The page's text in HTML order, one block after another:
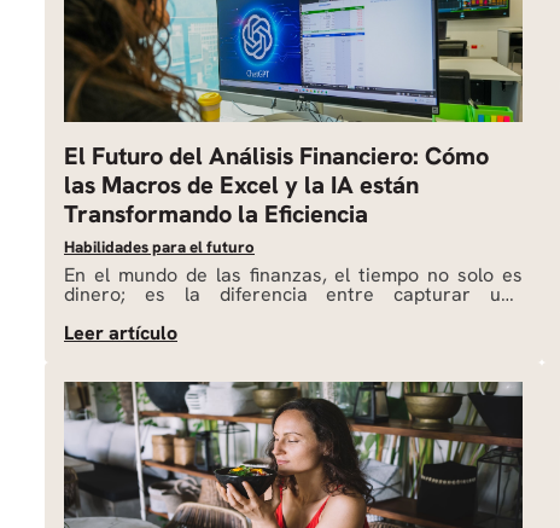
El Futuro del Análisis Financiero: Cómo
las Macros de Excel y la IA están
Transformando la Eficiencia
Habilidades para el futuro
En el mundo de las finanzas, el tiempo no solo es
dinero; es la diferencia entre capturar una
oportunidad de mercado o llegar tarde a ella.
Tradicionalmente, los analistas financieros pasaban
hojas de cálculo gigantescas. Hoy, la combinación de
un clásico […]